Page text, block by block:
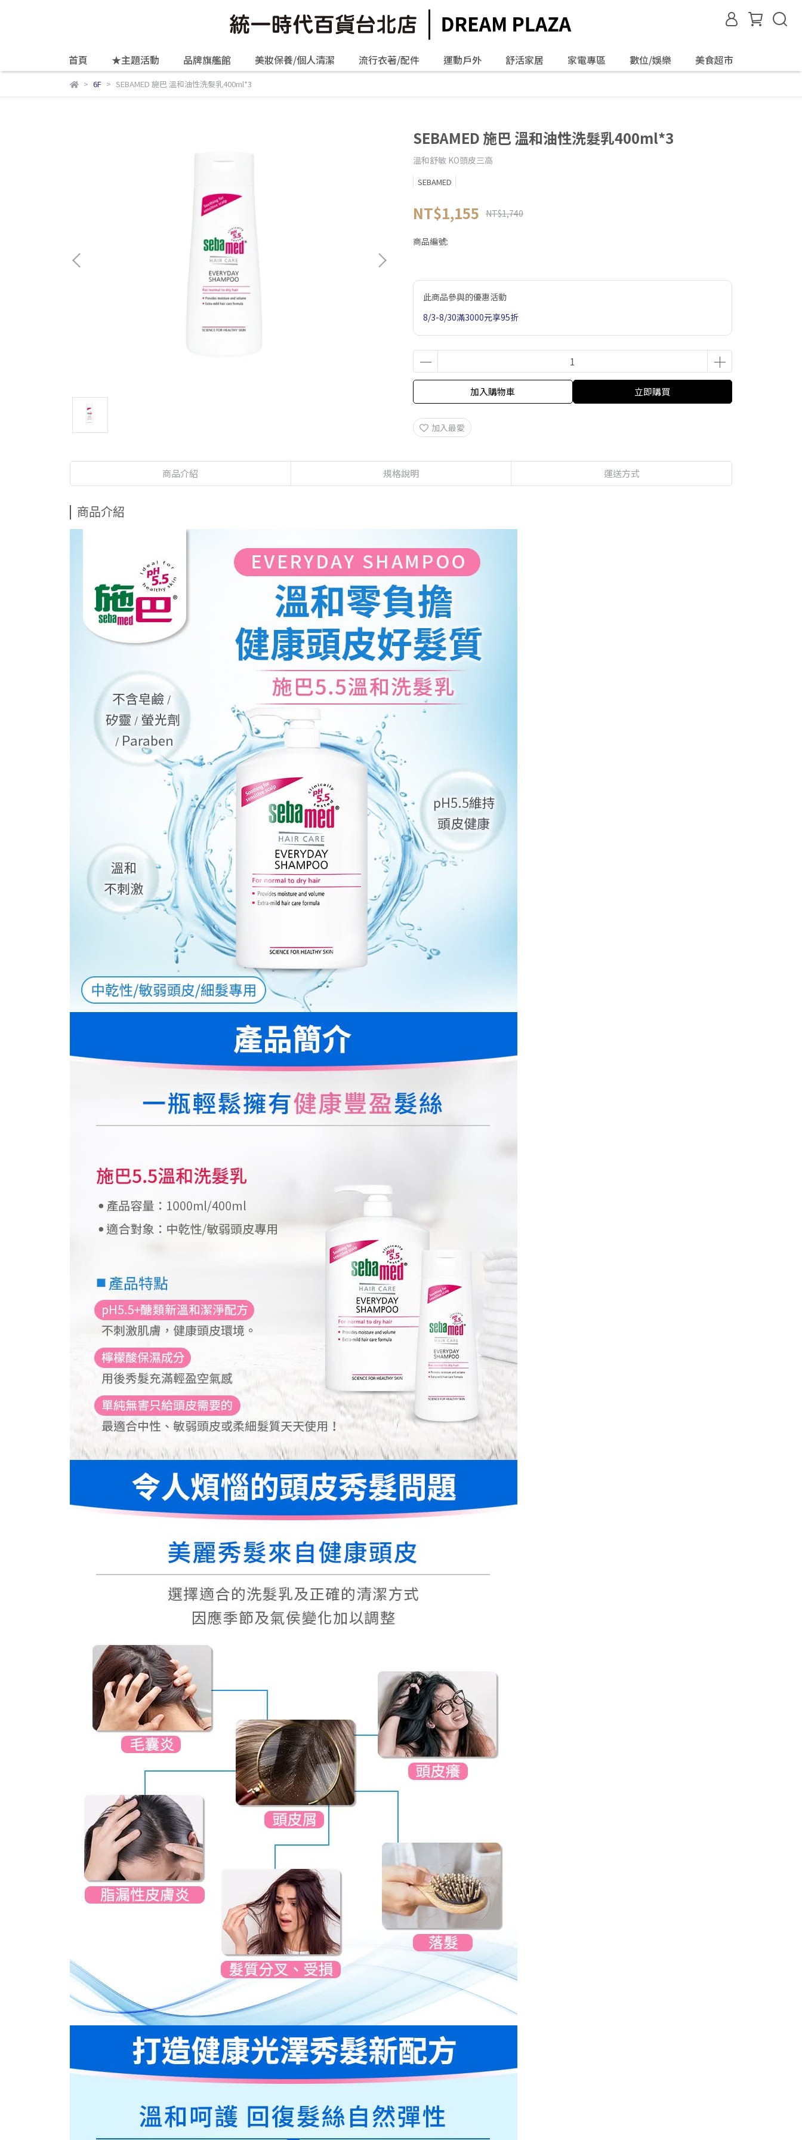
首頁 ★主題活動 品牌旗艦館 美妝保養/個人清潔 流行衣著/配件 運動戶外 舒活家居 家電專區 數位/娛樂 美食超市
6F SEBAMED 施巴 溫和油性洗髮乳400ml*3
SEBAMED 施巴 溫和油性洗髮乳400ml*3
溫和舒敏 KO頭皮三高
SEBAMED
NT$1,155 NT$1,740
商品編號:
此商品參與的優惠活動
8/3-8/30滿3000元享95折
加入購物車 立即購買
加入最愛
商品介紹 規格說明 運送方式
商品介紹